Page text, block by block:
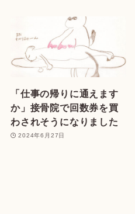
「仕事の帰りに通えます
か」接骨院で回数券を買
わされそうになりました
2024年6月27日